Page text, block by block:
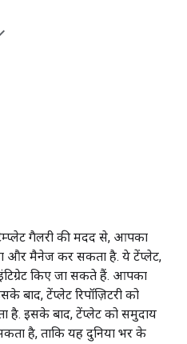
गैलरी की मदद से, आपका
और मैनेज कर सकता है. ये टेंप्लेट,
किए जा सकते हैं. आपका
बाद, टेंप्लेट रिपॉज़िटरी को
है. इसके बाद, टेंप्लेट को समुदाय
है, ताकि यह दुनिया भर के